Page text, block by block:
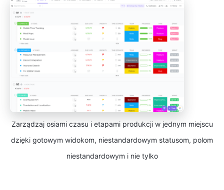
Zarządzaj osiami czasu i etapami produkcji w jednym miejscu
dzięki gotowym widokom, niestandardowym statusom, polom
niestandardowym i nie tylko